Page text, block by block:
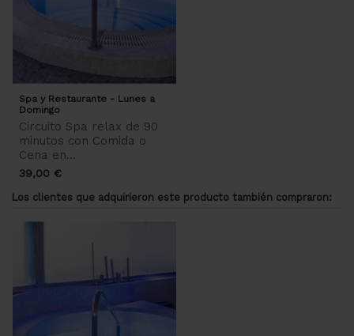
Spa y Restaurante - Lunes a
Domingo
Circuito Spa relax de 90
minutos con Comida o
Cena en...
39,00 €
Los clientes que adquirieron este producto también compraron: